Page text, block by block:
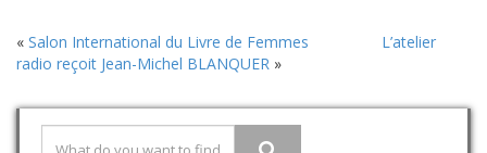
« Salon International du Livre de Femmes
L’atelier
radio reçoit Jean-Michel BLANQUER »